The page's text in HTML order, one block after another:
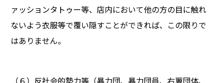
ァッションタトゥー等、店内において他の方の目に触れ
ないよう衣服等で覆い隠すことができれば、この限りで
はありません。
（６）反社会的勢力等（暴力団、暴力団員、右翼団体、